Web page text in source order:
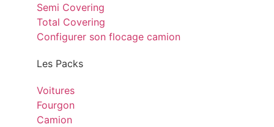
Semi Covering
Total Covering
Configurer son flocage camion
Les Packs
Voitures
Fourgon
Camion